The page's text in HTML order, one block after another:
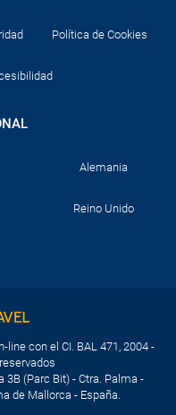
Política de Cookies
Alemania
Reino Unido
con el CI. BAL 471, 2004 -
3B (Parc Bit) - Ctra. Palma -
de Mallorca - España.